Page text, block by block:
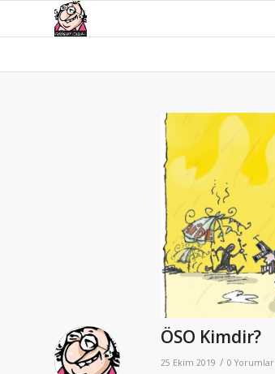
ÖSO Kimdir?
25 Ekim 2019 / 0 Yorumlar